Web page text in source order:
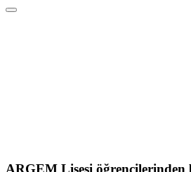
ARGEM Lisesi